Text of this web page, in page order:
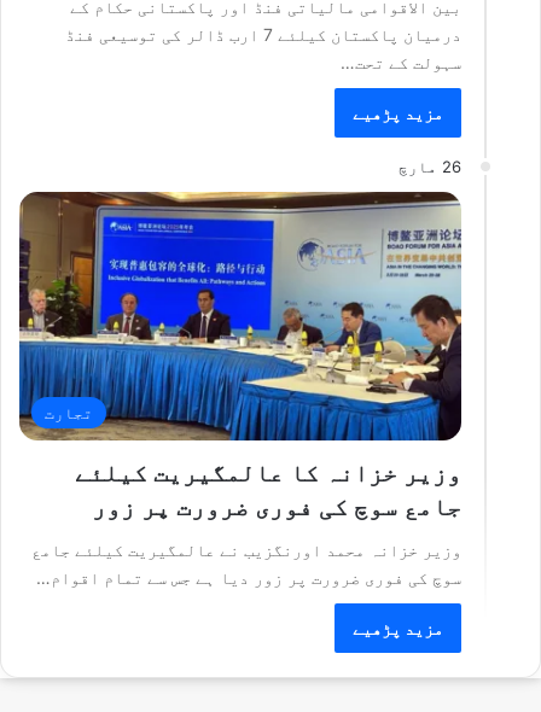
بین الاقوامی مالیاتی فنڈ اور پاکستانی حکام کے
درمیان پاکستان کیلئے 7 ارب ڈالر کی توسیعی فنڈ
سہولت کے تحت…
مزید پڑھیے
26 مارچ
تجارت
وزیر خزانہ کا عالمگیریت کیلئے
جامع سوچ کی فوری ضرورت پر زور
وزیر خزانہ محمد اورنگزیب نے عالمگیریت کیلئے جامع
سوچ کی فوری ضرورت پر زور دیا ہے جس سے تمام اقوام…
مزید پڑھیے